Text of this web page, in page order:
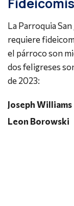
La Parroquia
requiere
el párroco son
dos feligreses
de 2023:
Joseph Williams
Leon Borowski